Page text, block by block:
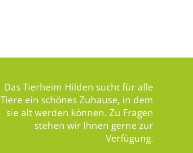
Das Tierheim Hilden sucht für alle
Tiere ein schönes Zuhause, in dem
sie alt werden können. Zu Fragen
stehen wir Ihnen gerne zur
Verfügung.